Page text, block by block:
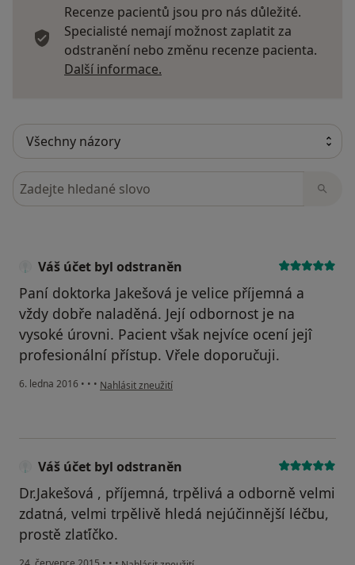
Recenze pacientů jsou pro nás důležité.
Specialisté nemají možnost zaplatit za
odstranění nebo změnu recenze pacienta.
Další informace.
Hledejte v názorech
Váš účet byl odstraněn
Paní doktorka Jakešová je velice příjemná a
vždy dobře naladěná. Její odbornost je na
vysoké úrovni. Pacient však nejvíce ocení jejî
profesionální přístup. Vřele doporučuji.
6. ledna 2016 • • • podle názoru uživatele Váš účet byl odstraněn
Nahlásit zneužití
Váš účet byl odstraněn
Dr.Jakešová , příjemná, trpělivá a odborně velmi
zdatná, velmi trpělivě hledá nejúčinnější léčbu,
prostě zlaťíčko.
podle názoru uživatele Váš účet byl odstraněn